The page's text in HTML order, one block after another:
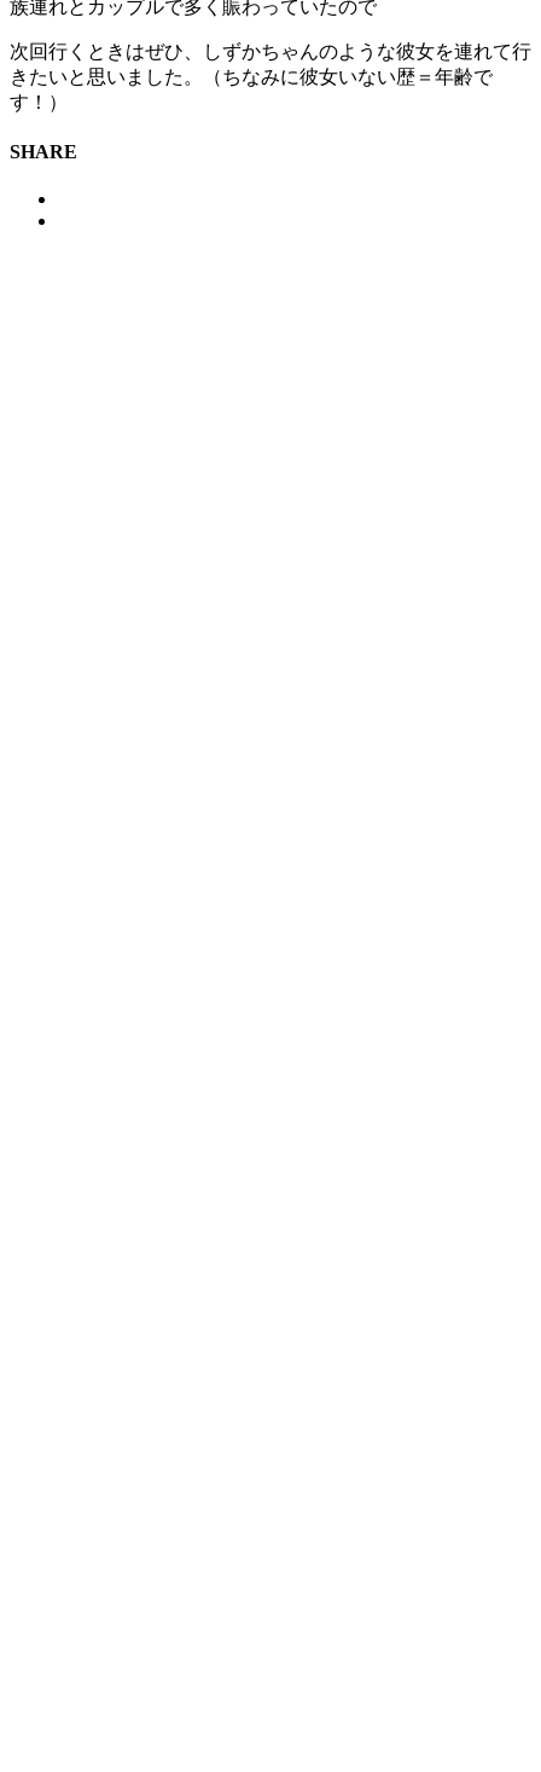
族連れとカップルで多く賑わっていたので
次回行くときはぜひ、しずかちゃんのような彼女を連れて行
きたいと思いました。（ちなみに彼女いない歴＝年齢で
す！）
SHARE